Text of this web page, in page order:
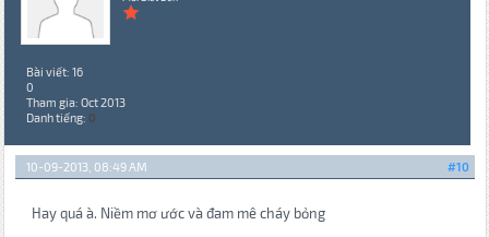
Bài viết: 16
0
Tham gia: Oct 2013
Danh tiếng: 0
#10
10-09-2013, 08:49 AM
Hay quá à. Niềm mơ ước và đam mê cháy bỏng